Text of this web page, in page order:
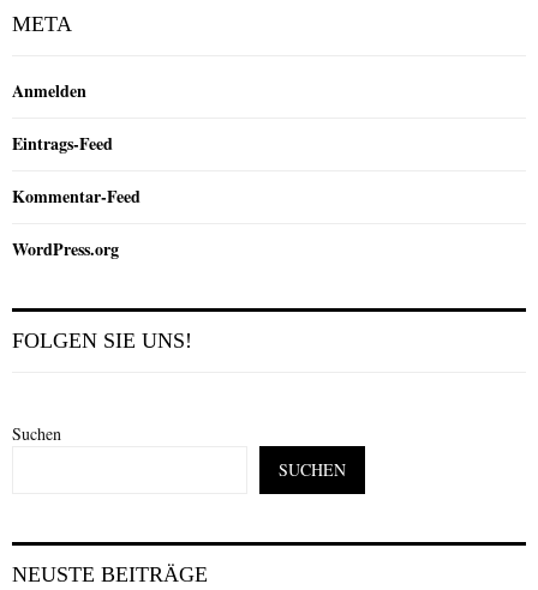
META
Anmelden
Eintrags-Feed
Kommentar-Feed
WordPress.org
FOLGEN SIE UNS!
Suchen
SUCHEN
NEUSTE BEITRÄGE